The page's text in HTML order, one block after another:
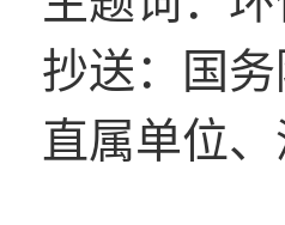
抄送：国
直属单位、